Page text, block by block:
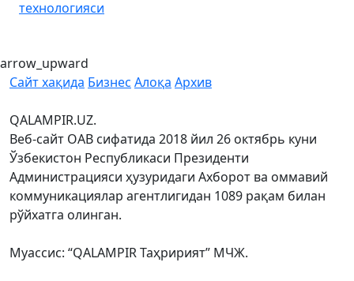
технологияси
arrow_upward
Сайт хақида Бизнес Алоқа Архив
QALAMPIR.UZ.
Веб-сайт ОАВ сифатида 2018 йил 26 октябрь куни
Ўзбекистон Республикаси Президенти
Администрацияси ҳузуридаги Ахборот ва оммавий
коммуникациялар агентлигидан 1089 рақам билан
рўйхатга олинган.
Муассис: “QALAMPIR Таҳририят” МЧЖ.